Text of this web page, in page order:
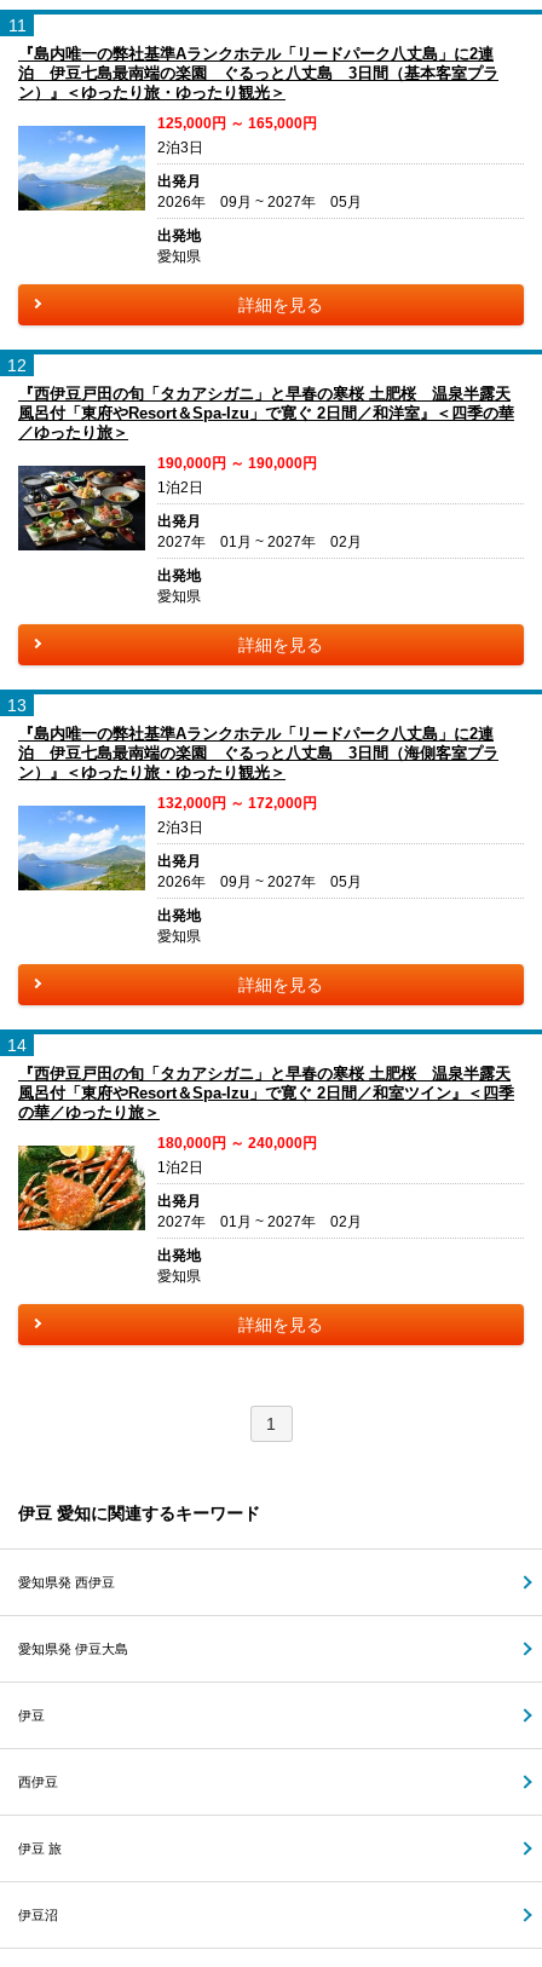
11
『島内唯一の弊社基準Aランクホテル「リードパーク八丈島」に2連
泊 伊豆七島最南端の楽園 ぐるっと八丈島 3日間（基本客室プラ
ン）』＜ゆったり旅・ゆったり観光＞
125,000円 ～ 165,000円
2泊3日
出発月
2026年 09月 ~ 2027年 05月
出発地
愛知県
詳細を見る
12
『西伊豆戸田の旬「タカアシガニ」と早春の寒桜 土肥桜 温泉半露天
風呂付「東府やResort＆Spa-Izu」で寛ぐ 2日間／和洋室』＜四季の華
／ゆったり旅＞
190,000円 ～ 190,000円
1泊2日
出発月
2027年 01月 ~ 2027年 02月
出発地
愛知県
詳細を見る
13
『島内唯一の弊社基準Aランクホテル「リードパーク八丈島」に2連
泊 伊豆七島最南端の楽園 ぐるっと八丈島 3日間（海側客室プラ
ン）』＜ゆったり旅・ゆったり観光＞
132,000円 ～ 172,000円
2泊3日
出発月
2026年 09月 ~ 2027年 05月
出発地
愛知県
詳細を見る
14
『西伊豆戸田の旬「タカアシガニ」と早春の寒桜 土肥桜 温泉半露天
風呂付「東府やResort＆Spa-Izu」で寛ぐ 2日間／和室ツイン』＜四季
の華／ゆったり旅＞
180,000円 ～ 240,000円
1泊2日
出発月
2027年 01月 ~ 2027年 02月
出発地
愛知県
詳細を見る
1
伊豆 愛知に関連するキーワード
愛知県発 西伊豆
愛知県発 伊豆大島
伊豆
西伊豆
伊豆 旅
伊豆沼